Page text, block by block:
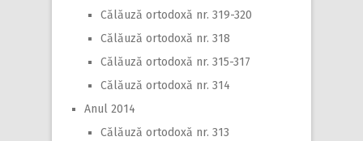
Călăuză ortodoxă nr. 319-320
Călăuză ortodoxă nr. 318
Călăuză ortodoxă nr. 315-317
Călăuză ortodoxă nr. 314
Anul 2014
Călăuză ortodoxă nr. 313